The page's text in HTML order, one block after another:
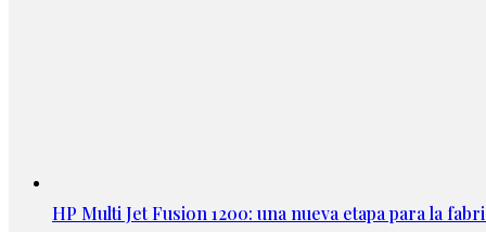
HP Multi Jet Fusion 1200: una nueva etapa para la